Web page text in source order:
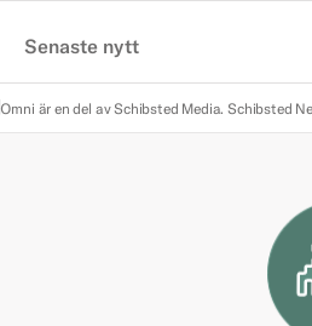
Senaste nytt
Omni är en del av Schibsted Media. Schibsted